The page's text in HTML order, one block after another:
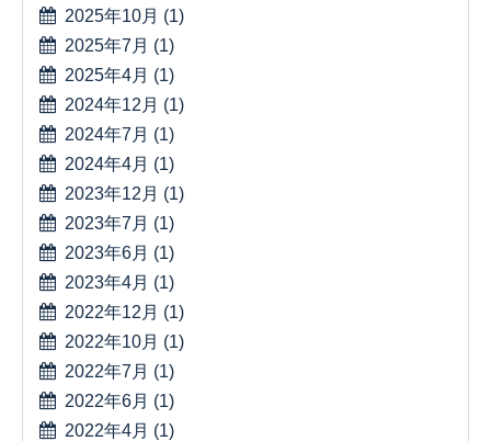
2025年10月 (1)
2025年7月 (1)
2025年4月 (1)
2024年12月 (1)
2024年7月 (1)
2024年4月 (1)
2023年12月 (1)
2023年7月 (1)
2023年6月 (1)
2023年4月 (1)
2022年12月 (1)
2022年10月 (1)
2022年7月 (1)
2022年6月 (1)
2022年4月 (1)